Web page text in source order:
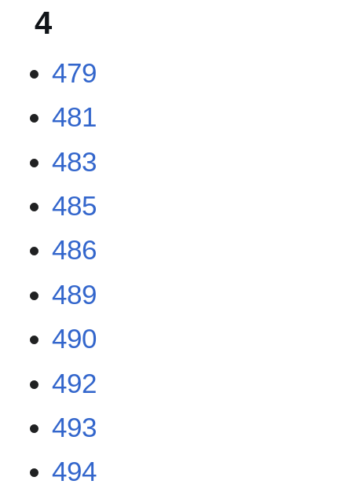
4
479
481
483
485
486
489
490
492
493
494